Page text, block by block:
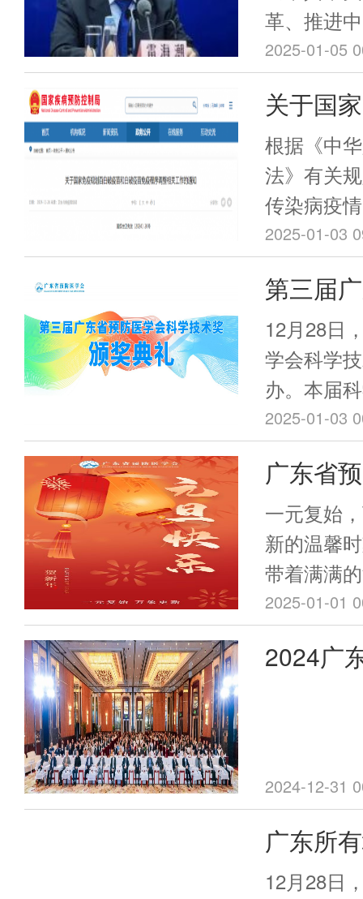
新约。
下，对满
极回应。
革、推进
（以下简
卫生体制
2025-01-05
关于国
苗和白
相关工
根据《中
法》有关
传染病疫
院同意，
起，在全
龄、4月龄
种1剂次吸
破伤风联
疫苗）和6
喉-破伤风
调整为2月
月龄、6周
苗的免疫
序调整相
知如下。
2025-01-03
第三届
学技术
12月28日
学会科学
办。本届
组织评审
了44个获
奖5项，科
30项。
2025-01-03
广东省
年致辞
一元复始
新的温馨
带着满满
来关心支
同仁，向
耕耘的医
2025-01-01
2024广
2024-12-31
广东所
测哨点
12月28日